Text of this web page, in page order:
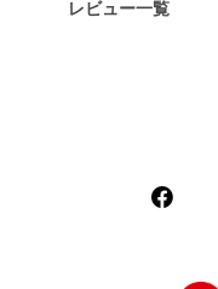
レビュー一覧